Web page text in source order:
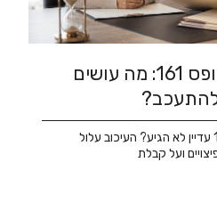
המעסיק לא נותן טופס 161: מה עושים
להתעכב?
סיימתם לעבוד, אבל טופס 161 עדיין לא הגיע? העיכוב עלול
ועל קבלת